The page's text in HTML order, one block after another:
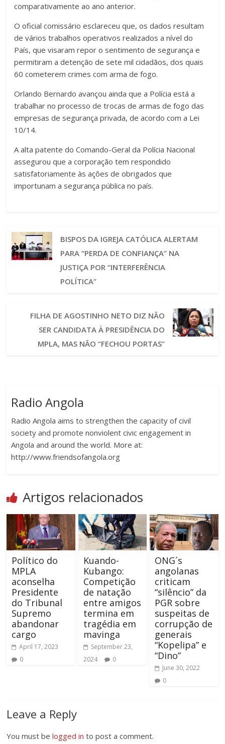
comparativamente ao ano anterior.
O oficial comissário esclareceu que, os dados resultam
de vários trabalhos operativos realizados a nível do
País, que visaram repor o sentimento de segurança e
permitiram a detenção de sete mil cidadãos, dos quais
60 cometerem crimes com arma de fogo.
Orlando Bernardo avançou ainda que a Polícia está a
trabalhar no processo de trocas de armas de fogo das
empresas de segurança privada, de acordo com a Lei
10/14.
A alta patente do Comando-Geral da Polícia Nacional
assegurou que a corporação tem respondido
satisfatoriamente às ações de obrigados que
importunam a segurança pública no país.
BISPOS DA IGREJA CATÓLICA ALERTAM
PARA “PERDA DE CONFIANÇA” NA
JUSTIÇA POR “INTERFERÊNCIA
POLÍTICA”
FILHA DE AGOSTINHO NETO DIZ NÃO
SER CANDIDATA À PRESIDÊNCIA DO
MPLA, MAS NÃO “FECHOU PORTAS”
Radio Angola
Radio Angola aims to strengthen the capacity of civil
society and promote nonviolent civic engagement in
Angola and around the world. More at:
http://www.friendsofangola.org
Artigos relacionados
Político do
MPLA
aconselha
Presidente
do Tribunal
Supremo
abandonar
cargo
April 17, 2023
0
Kuando-
Kubango:
Competição
de natação
entre amigos
termina em
tragédia em
mavinga
September 23,
2024
0
ONG´s
angolanas
criticam
“silêncio” da
PGR sobre
suspeitas de
corrupção de
generais
“Kopelipa” e
“Dino”
June 30, 2022
0
Leave a Reply
You must belogged in to post a comment.